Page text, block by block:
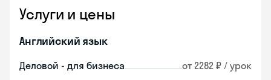
Услуги и цены
Английский язык
Деловой - для бизнеса от 2282 ₽ / урок